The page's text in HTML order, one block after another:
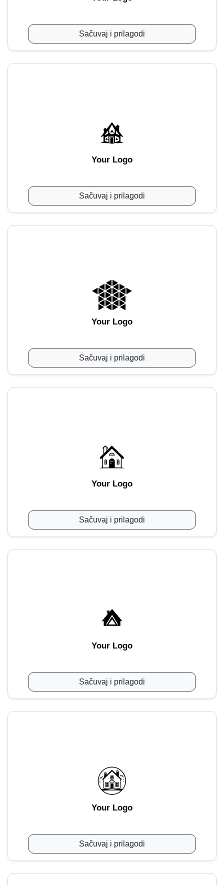
Sačuvaj i prilagodi
Your Logo
Sačuvaj i prilagodi
Your Logo
Sačuvaj i prilagodi
Your Logo
Sačuvaj i prilagodi
Your Logo
Sačuvaj i prilagodi
Your Logo
Sačuvaj i prilagodi